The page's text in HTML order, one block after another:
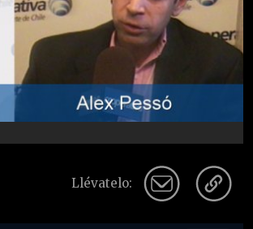
Llévatelo: